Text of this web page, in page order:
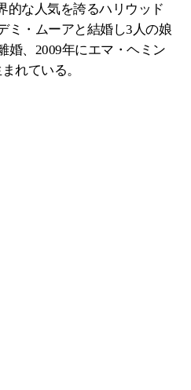
的な人気を誇るハリウッド
ミ・ムーアと結婚し3人の娘
婚、2009年にエマ・ヘミン
れている。